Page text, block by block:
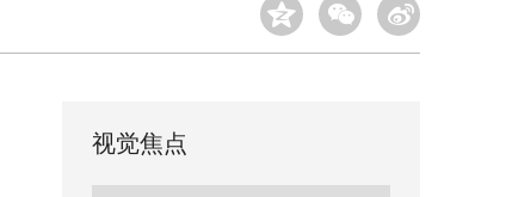
视觉焦点